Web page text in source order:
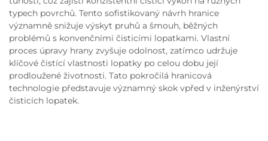
typech povrchů. Tento sofistikovaný návrh hranice
významně snižuje výskyt pruhů a šmouh, běžných
problémů s konvenčními čisticími lopatkami. Vlastní
proces úpravy hrany zvyšuje odolnost, zatímco udržuje
klíčové čistící vlastnosti lopatky po celou dobu její
prodloužené životnosti. Tato pokročilá hranicová
technologie představuje významný skok vpřed v inženýrství
čisticích lopatek.